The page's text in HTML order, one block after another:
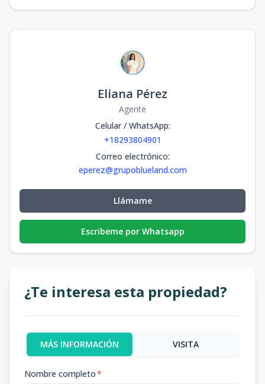
Eliana Pérez
Agente
Celular / WhatsApp:
+18293804901
Correo electrónico:
eperez@grupoblueland.com
Llámame
Escribeme por Whatsapp
¿Te interesa esta propiedad?
MÁS INFORMACIÓN VISITA
Nombre completo*